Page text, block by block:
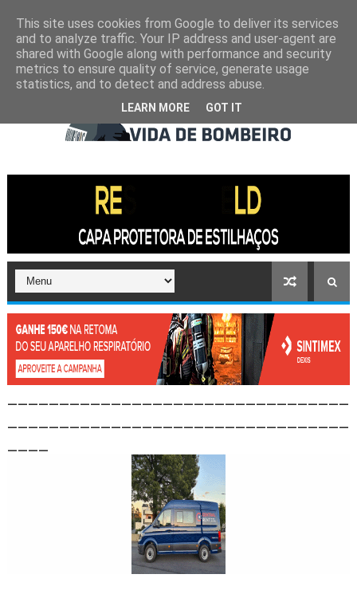
This site uses cookies from Google to deliver its services
and to analyze traffic. Your IP address and user-agent are
shared with Google along with performance and security
metrics to ensure quality of service, generate usage
statistics, and to detect and address abuse.
LEARN MORE GOT IT